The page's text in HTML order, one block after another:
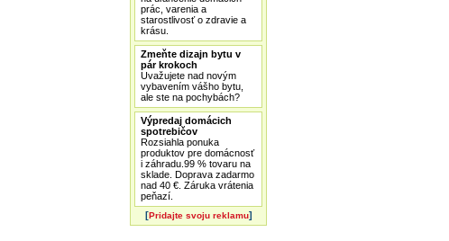
prác, varenia a
starostlivosť o zdravie a
krásu.
Zmeňte dizajn bytu v
pár krokoch
Uvažujete nad novým
vybavením vášho bytu,
ale ste na pochybách?
Výpredaj domácich
spotrebičov
Rozsiahla ponuka
produktov pre domácnosť
i záhradu.99 % tovaru na
sklade. Doprava zadarmo
nad 40 €. Záruka vrátenia
peňazí.
[Pridajte svoju reklamu]